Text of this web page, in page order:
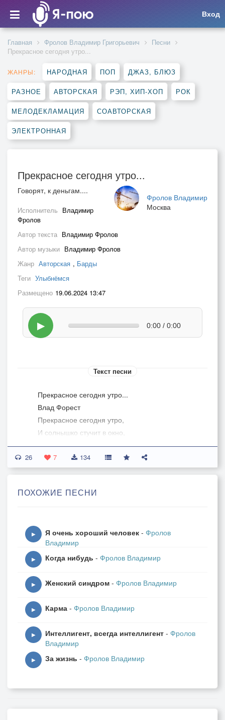
Вход
Главная Фролов Владимир Григорьевич
Песни
Прекрасное сегодня утро...
ЖАНРЫ: НАРОДНАЯ ПОП ДЖАЗ, БЛЮЗ
РАЗНОЕ АВТОРСКАЯ РЭП, ХИП-ХОП РОК
МЕЛОДЕКЛАМАЦИЯ СОАВТОРСКАЯ
ЭЛЕКТРОННАЯ
Прекрасное сегодня утро...
Фролов Владимир
Москва
Говорят, к деньгам....
Исполнитель Владимир
Фролов
Автор текста Владимир Фролов
Автор музыки Владимир Фролов
Жанр Авторская , Барды
Теги Улыбнёмся
Размещено 19.06.2024 13:47
▶ 0:00 / 0:00
Текст песни
Прекрасное сегодня утро...
Влад Форест
Прекрасное сегодня утро,
И солнышко стучит в окно,
Я полон сил, готов как будто,
Я даже вынести ведро,
По лестнице, бегу свистя,
И вдруг, на мягкое, на что-то,
Я наступаю…торможу,
Я в чьи-то каки на ходу,
Прям Инь и Янь, метаморфоза,
И вдруг г..но,приступ нервоза,
Не выносите вы ведро!!!
26 7 134
ПОХОЖИЕ ПЕСНИ
▶ Я очень хороший человек - Фролов
Владимир
▶ Когда нибудь - Фролов Владимир
▶ Женский синдром - Фролов Владимир
▶ Карма - Фролов Владимир
▶ Интеллигент, всегда интеллигент - Фролов
Владимир
▶ За жизнь - Фролов Владимир